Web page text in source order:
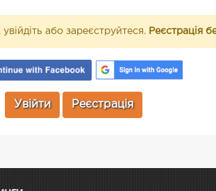
або зареєструйтеся. Реєстрація
Увійти Реєстрація